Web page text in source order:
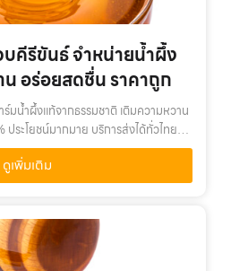
คีรีขันธ์ จำหน่ายน้ำผึ้ง
อร่อยสดชื่น ราคาถูก
มน้ำผึ้งแท้จากธรรมชาติ เติมความหวาน
ระโยชน์มากมาย บริการส่งได้ทั่วไทย
มความหวานเพื่อสุขภาพ กับ น้ำผึ้งแท…
ดูเพิ่มเติม